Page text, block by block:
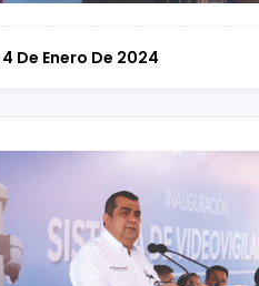
4 De Enero De 2024